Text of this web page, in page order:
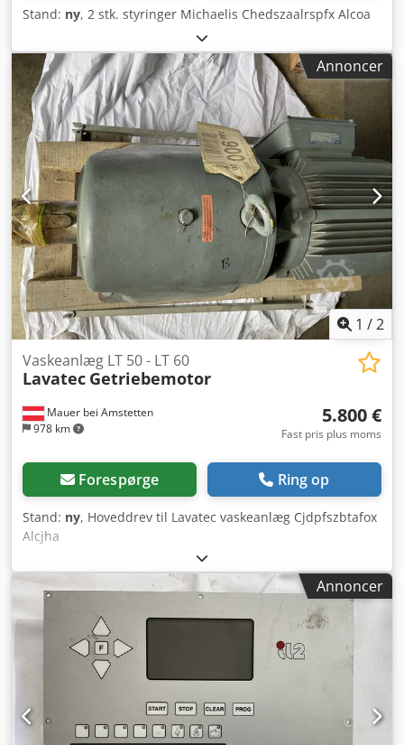
Stand: ny, 2 stk. styringer Michaelis Chedszaalrspfx Alcoa
Annoncer
1 /2
Mauer bei Amstetten
978 km
Vaskeanlæg LT 50 - LT 60
Lavatec Getriebemotor
5.800 €
Fast pris plus moms
Forespørge Ring op
Stand: ny, Hoveddrev til Lavatec vaskeanlæg Cjdpfszbtafox
Alcjha
Annoncer